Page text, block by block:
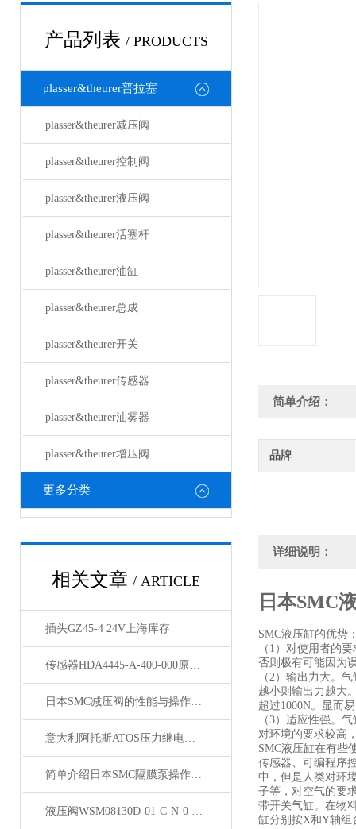
产品列表 / PRODUCTS
plasser&theurer普拉塞
plasser&theurer减压阀
plasser&theurer控制阀
plasser&theurer液压阀
plasser&theurer活塞杆
plasser&theurer油缸
plasser&theurer总成
plasser&theurer开关
plasser&theurer传感器
plasser&theurer油雾器
plasser&theurer增压阀
更多分类
相关文章 / ARTICLE
插头GZ45-4 24V上海库存
传感器HDA4445-A-400-000原装供应
日本SMC减压阀的性能与操作方法
意大利阿托斯ATOS压力继电器MAP-080款到发货
简单介绍日本SMC隔膜泵操作注意事项有2点
液压阀WSM08130D-01-C-N-0 特惠
简单介绍：
品牌
详细说明：
日本SMC
SMC液压缸的优势
（1）对使用者的
否则极有可能因为
（2）输出力大。
越小则输出力越大
超过1000N。显而
（3）适应性强。
对环境的要求较高
SMC液压缸在有些
传感器、可编程序
中，但是人类对环
子等，对空气的要
带开关气缸。在物
缸分别按X和Y轴组